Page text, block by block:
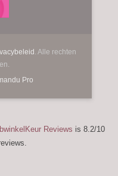
. Alle rechten
Pro
Reviews is 8.2/10